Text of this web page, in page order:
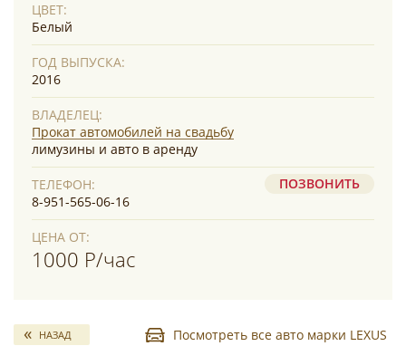
ЦВЕТ:
Белый
ГОД ВЫПУСКА:
2016
ВЛАДЕЛЕЦ:
Прокат автомобилей на свадьбу
лимузины и авто в аренду
ТЕЛЕФОН:
8-951-565-06-16
ПОЗВОНИТЬ
ЦЕНА ОТ:
1000 Р/час
НАЗАД Посмотреть все авто марки LEXUS